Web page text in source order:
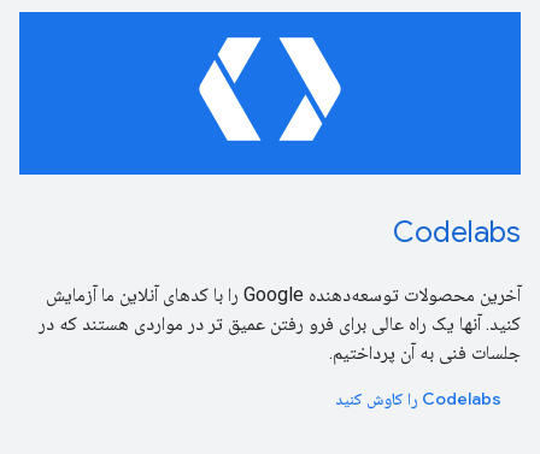
Codelabs
آخرین محصولات توسعه‌دهنده Google را با کدهای آنلاین ما آزمایش
کنید. آنها یک راه عالی برای فرو رفتن عمیق تر در مواردی هستند که در
جلسات فنی به آن پرداختیم.
Codelabs را کاوش کنید